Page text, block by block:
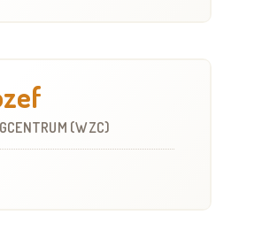
(WZC)